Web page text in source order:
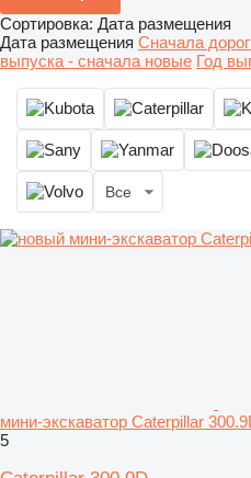
Сортировка: Дата размещения
Дата размещения Сначала
выпуска - сначала новые Год
Все
мини-экскаватор Caterpillar
5